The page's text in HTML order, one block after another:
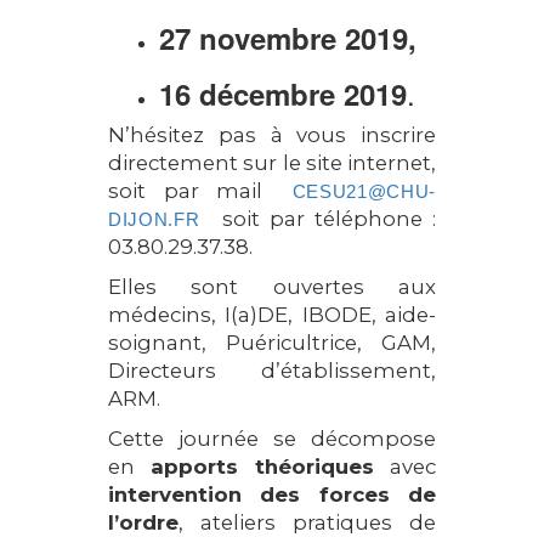
27 novembre 2019,
16 décembre 2019.
N’hésitez pas à vous inscrire
directement sur le site internet,
soit par mail
CESU21@CHU-
DIJON.FR
soit par téléphone :
03.80.29.37.38.
Elles sont ouvertes aux
médecins, I(a)DE, IBODE, aide-
soignant, Puéricultrice, GAM,
Directeurs d’établissement,
ARM.
Cette journée se décompose
en apports théoriques avec
intervention des forces de
l’ordre, ateliers pratiques de